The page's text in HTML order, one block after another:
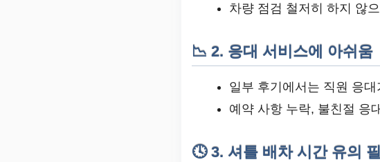
차량 점검 철저히 하지 않
📉 2. 응대 서비스에 아쉬움
일부 후기에서는 직원 응
예약 사항 누락, 불친절 응
🕓 3. 셔틀 배차 시간 유의